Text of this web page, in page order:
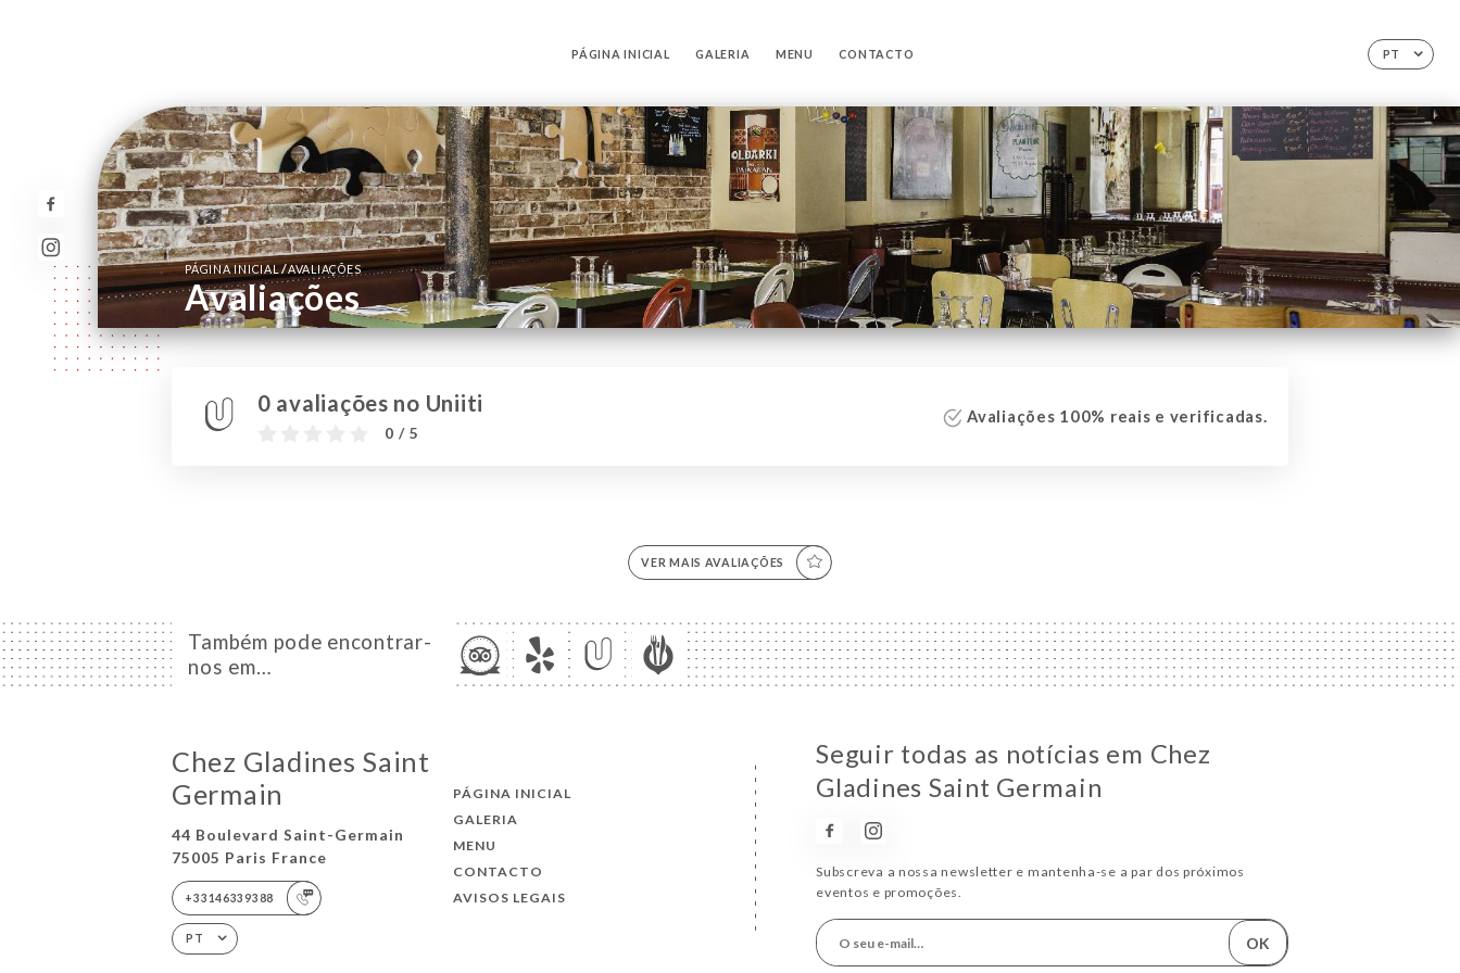
PT
PÁGINA INICIAL GALERIA MENU CONTACTO
PÁGINA INICIAL/AVALIAÇÕES
Avaliações
0 avaliações no Uniiti
0 / 5
Avaliações 100% reais e verificadas.
VER MAIS AVALIAÇÕES
Também pode encontrar-
nos em…
Chez Gladines Saint
Germain
44 Boulevard Saint-Germain
75005 Paris France
+33146339388
PT
PÁGINA INICIAL
GALERIA
MENU
CONTACTO
AVISOS LEGAIS
Seguir todas as notícias em Chez
Gladines Saint Germain
Subscreva a nossa newsletter e mantenha-se a par dos próximos
eventos e promoções.
OK